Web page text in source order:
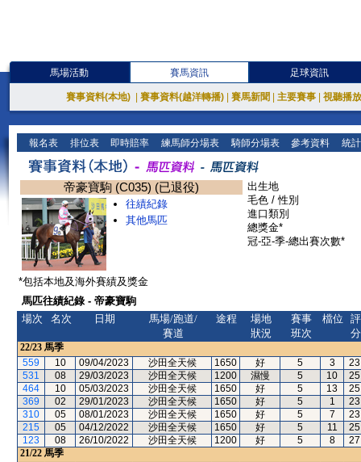
馬場活動 賽馬資訊 足球資訊
賽事資料(本地) 賽事資料(越洋轉播) 賽馬新聞 主要賽事 視聽播
報名表 排位表 即時賠率 練馬師分場表 騎師分場表 參考資料 統
帝豪寶駒 (C035) (已退役)
往績紀錄
其他馬匹
出生地
毛色 / 性別
進口類別
總獎金*
冠-亞-季-總出賽次數*
*包括本地及海外賽績及獎金
馬匹往績紀錄 - 帝豪寶駒
場次
名次 日期
馬場/跑道/
賽道
途程
場地
狀況
賽事
班次
檔位
評
分
22/23 馬季
559
10 09/04/2023 沙田全天候 1650 好 5 3
23
531
08 29/03/2023 沙田全天候 1200 濕慢 5 10
25
464
10 05/03/2023 沙田全天候 1650 好 5 13
25
369
02 29/01/2023 沙田全天候 1650 好 5 1
23
310
05 08/01/2023 沙田全天候 1650 好 5 7
23
215
05 04/12/2022 沙田全天候 1650 好 5 11
25
123
08 26/10/2022 沙田全天候 1200 好 5 8
27
21/22 馬季